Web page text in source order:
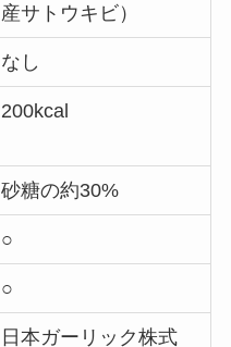
産サトウキビ）
なし
200kcal
砂糖の約30%
○
○
日本ガーリック株式